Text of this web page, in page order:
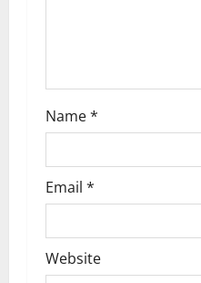
Name*
Email *
Website